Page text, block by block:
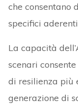
che consentano
specifici
La capacità
scenari
di resilienza più
generazione di